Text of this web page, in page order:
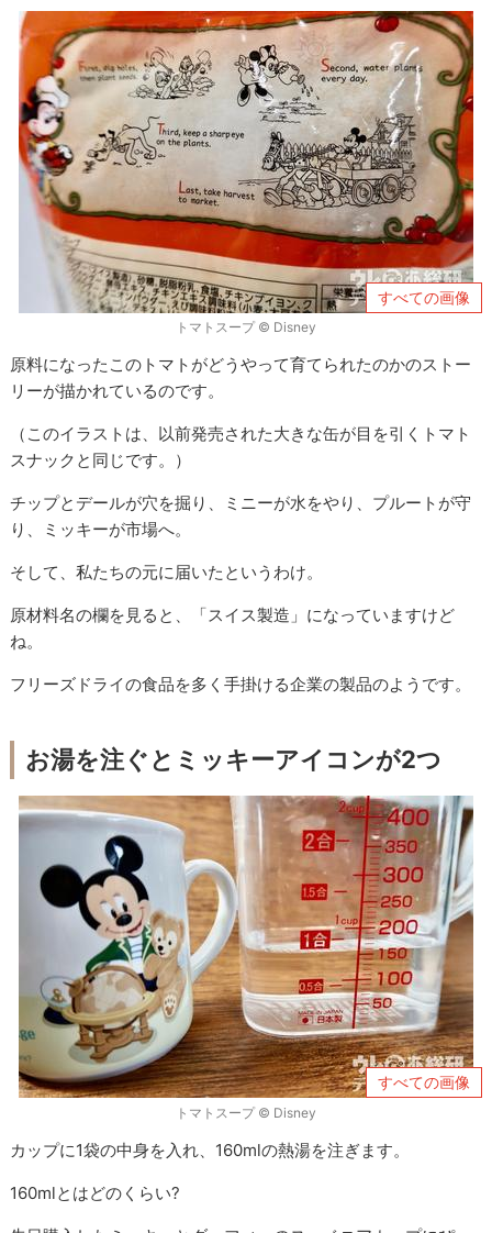
すべての画像
トマトスープ © Disney
原料になったこのトマトがどうやって育てられたのかのストー
リーが描かれているのです。
（このイラストは、以前発売された大きな缶が目を引くトマト
スナックと同じです。）
チップとデールが穴を掘り、ミニーが水をやり、プルートが守
り、ミッキーが市場へ。
そして、私たちの元に届いたというわけ。
原材料名の欄を見ると、「スイス製造」になっていますけど
ね。
フリーズドライの食品を多く手掛ける企業の製品のようです。
お湯を注ぐとミッキーアイコンが2つ
すべての画像
トマトスープ © Disney
カップに1袋の中身を入れ、160mlの熱湯を注ぎます。
160mlとはどのくらい?